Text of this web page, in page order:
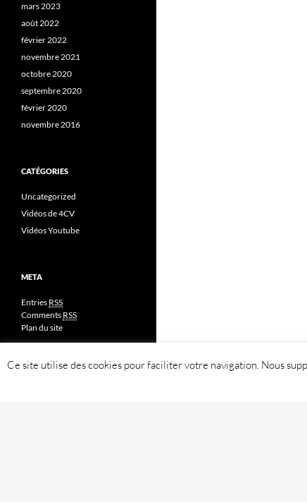
mars 2023
août 2022
février 2022
novembre 2021
octobre 2020
septembre 2020
février 2020
novembre 2016
CATÉGORIES
Uncategorized
Vidéos de 4CV
Vidéos Youtube
META
Entries RSS
Comments RSS
Plan du site
Ce site utilise des cookies pour faciliter votre navigation. Nous